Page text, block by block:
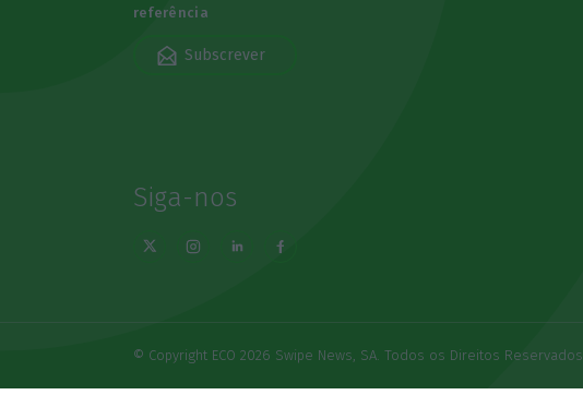
referência
Subscrever
Siga-nos
© Copyright ECO 2026 Swipe News, SA. Todos os Direitos Reservados